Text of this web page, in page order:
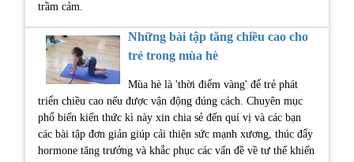
trầm cảm.
Những bài tập tăng chiều cao cho
trẻ trong mùa hè
Mùa hè là 'thời điểm vàng' để trẻ phát
triển chiều cao nếu được vận động đúng cách. Chuyên mục
phổ biến kiến thức kì này xin chia sẻ đến quí vị và các bạn
các bài tập đơn giản giúp cải thiện sức mạnh xương, thúc đẩy
hormone tăng trưởng và khắc phục các vấn đề về tư thế khiến